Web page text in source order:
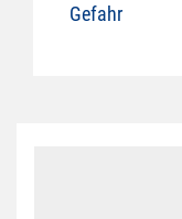
Gefahr